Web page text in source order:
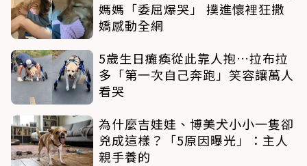
媽媽「委屈爆哭」 撲進懷裡狂撒
嬌感動全網
5歲生日癱瘓從此靠人抱…拉布拉
多「第一次自己奔跑」笑容讓萬人
看哭
為什麼吉娃娃、博美犬小小一隻卻
兇成這樣？「5原因曝光」：主人
親手養的